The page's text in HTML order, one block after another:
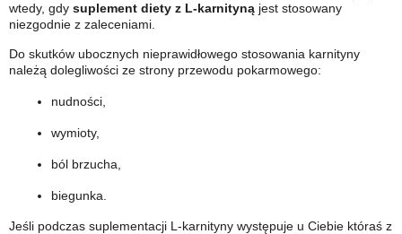
wtedy, gdy suplement diety z L-karnityną jest stosowany
niezgodnie z zaleceniami.
Do skutków ubocznych nieprawidłowego stosowania karnityny
należą dolegliwości ze strony przewodu pokarmowego:
nudności,
wymioty,
ból brzucha,
biegunka.
Jeśli podczas suplementacji L-karnityny występuje u Ciebie któraś z